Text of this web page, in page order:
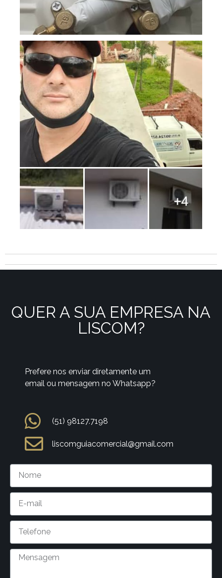
QUER A SUA EMPRESA NA
LISCOM?
Prefere nos enviar diretamente um
email ou mensagem no Whatsapp?
(51) 98127.7198
liscomguiacomercial@gmail.com